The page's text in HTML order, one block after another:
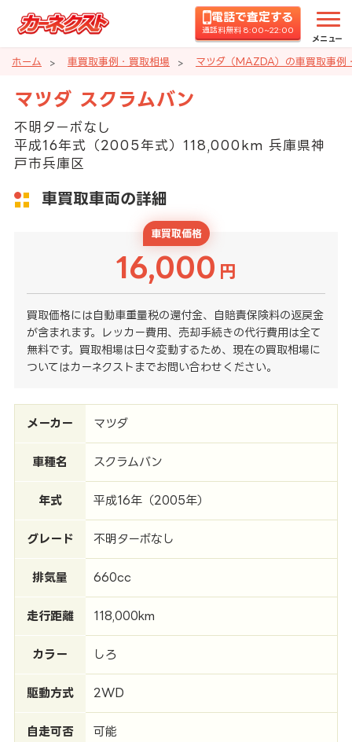
電話で査定する
通話料無料 8:00~22:00
メニュー
ホーム 車買取事例・買取相場 マツダ（MAZDA）の車買取事例
マツダ スクラムバン
不明ターボなし
平成16年式（2005年式）118,000km 兵庫県神
戸市兵庫区
車買取車両の詳細
車買取価格
16,000 円
買取価格には自動車重量税の還付金、自賠責保険料の返戻金
が含まれます。レッカー費用、売却手続きの代行費用は全て
無料です。買取相場は日々変動するため、現在の買取相場に
ついてはカーネクストまでお問い合わせください。
メーカー マツダ
車種名 スクラムバン
年式 平成16年（2005年）
グレード 不明ターボなし
排気量 660cc
走行距離 118,000km
カラー しろ
駆動方式 2WD
自走可否 可能